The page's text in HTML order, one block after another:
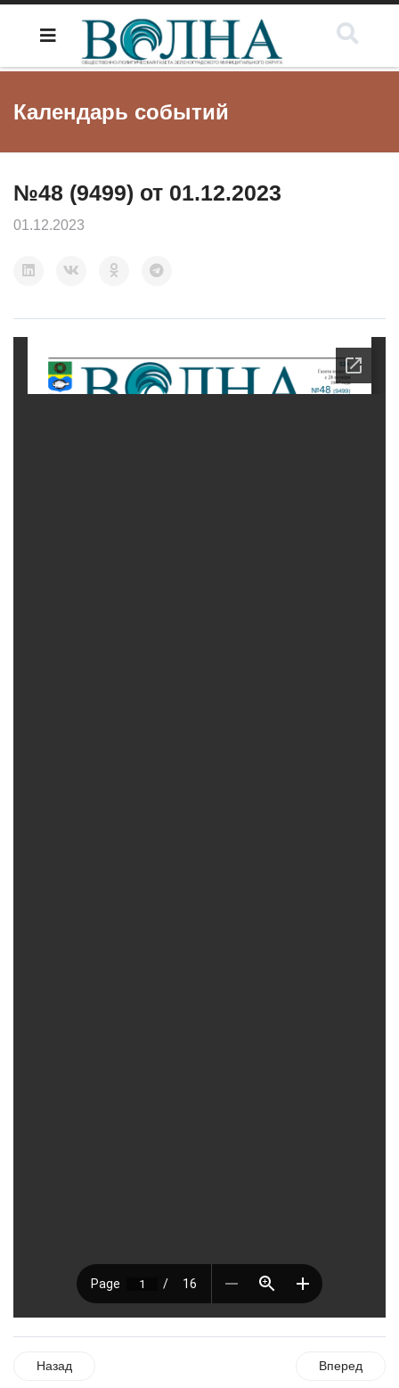
Календарь событий
№48 (9499) от 01.12.2023
01.12.2023
Назад Вперед